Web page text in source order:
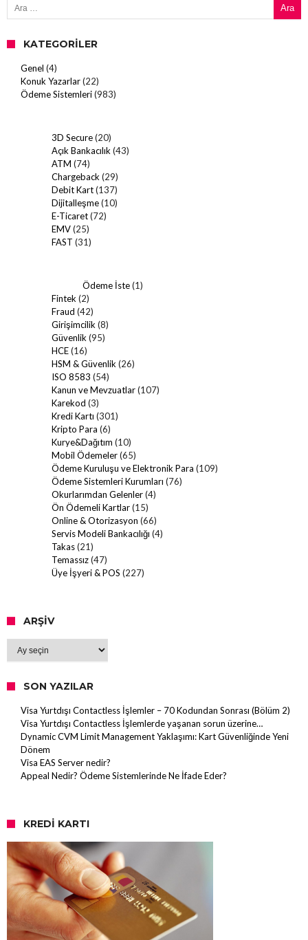
KATEGORILER
Genel (4)
Konuk Yazarlar(22)
Ödeme Sistemleri(983)
3D Secure(20)
Açık Bankacılık (43)
ATM (74)
Chargeback (29)
Debit Kart(137)
Dijitalleşme(10)
E-Ticaret(72)
EMV(25)
FAST (31)
Ödeme İste(1)
Fintek (2)
Fraud (42)
Girişimcilik (8)
Güvenlik (95)
HCE(16)
HSM & Güvenlik (26)
ISO 8583 (54)
Kanun ve Mevzuatlar(107)
Karekod (3)
Kredi Kartı (301)
Kripto Para (6)
Kurye&Dağıtım (10)
Mobil Ödemeler(65)
Ödeme Kuruluşu ve Elektronik Para (109)
Ödeme Sistemleri Kurumları (76)
Okurlarımdan Gelenler(4)
Ön Ödemeli Kartlar(15)
Online & Otorizasyon (66)
Servis Modeli Bankacılığı (4)
Takas(21)
Temassız(47)
Üye İşyeri & POS (227)
ARŞIV
SON YAZILAR
Visa Yurtdışı Contactless İşlemler – 70 Kodundan Sonrası (Bölüm 2)
Visa Yurtdışı Contactless İşlemlerde yaşanan sorun üzerine…
Dynamic CVM Limit Management Yaklaşımı: Kart Güvenliğinde Yeni
Dönem
Visa EAS Server nedir?
Appeal Nedir? Ödeme Sistemlerinde Ne İfade Eder?
KREDI KARTI